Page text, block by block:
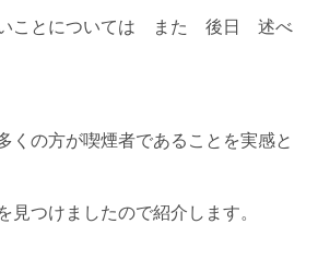
いことについては また 後日 述べ
くの方が喫煙者であることを実感と
見つけましたので紹介します。